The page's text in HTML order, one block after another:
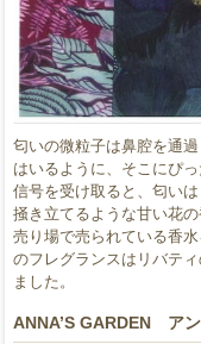
匂いの微粒子は鼻腔を通
はいるように、そこにぴ
信号を受け取ると、匂い
掻き立てるような甘い花
売り場で売られている香
のフレグランスはリバテ
ました。
ANNA’S GARDEN ア